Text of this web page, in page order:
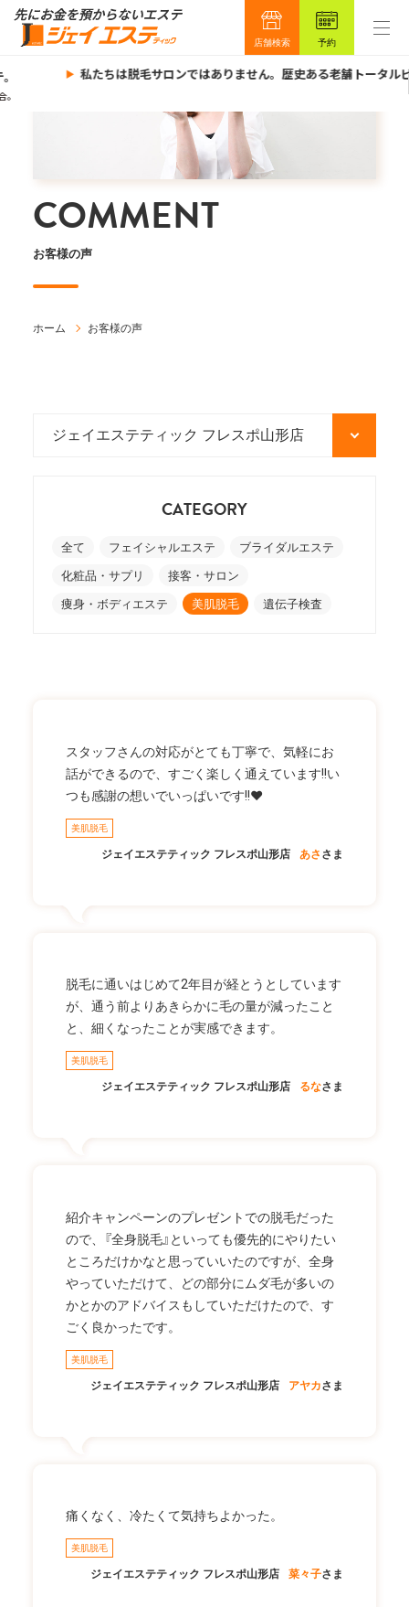
店舗検索 予約
私たちは脱毛サロンではありません。歴史ある老舗トータルビ
COMMENT
お客様の声
ホーム お客様の声
CATEGORY
全て フェイシャルエステ ブライダルエステ
化粧品・サプリ 接客・サロン
痩身・ボディエステ 美肌脱毛 遺伝子検査
スタッフさんの対応がとても丁寧で、気軽にお
話ができるので、すごく楽しく通えています!!い
つも感謝の想いでいっぱいです!!❤
美肌脱毛
ジェイエステティック フレスポ山形店 あさ さま
脱毛に通いはじめて2年目が経とうとしています
が、通う前よりあきらかに毛の量が減ったこと
と、細くなったことが実感できます。
美肌脱毛
ジェイエステティック フレスポ山形店 るなさま
紹介キャンペーンのプレゼントでの脱毛だった
ので、『全身脱毛』といっても優先的にやりたい
ところだけかなと思っていいたのですが、全身
やっていただけて、どの部分にムダ毛が多いの
かとかのアドバイスもしていただけたので、す
ごく良かったです。
美肌脱毛
ジェイエステティック フレスポ山形店 アヤカさま
痛くなく、冷たくて気持ちよかった。
美肌脱毛
ジェイエステティック フレスポ山形店 菜々子さま